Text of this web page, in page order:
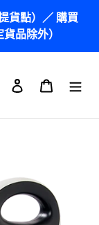
貨點）／ 購買
品除外）
搜尋 登入 購物車